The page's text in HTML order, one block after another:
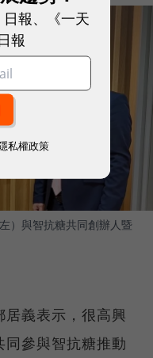
）與智抗糖共同創辦人暨
義表示，很高興
參與智抗糖推動
報、《一天
報
私權政策